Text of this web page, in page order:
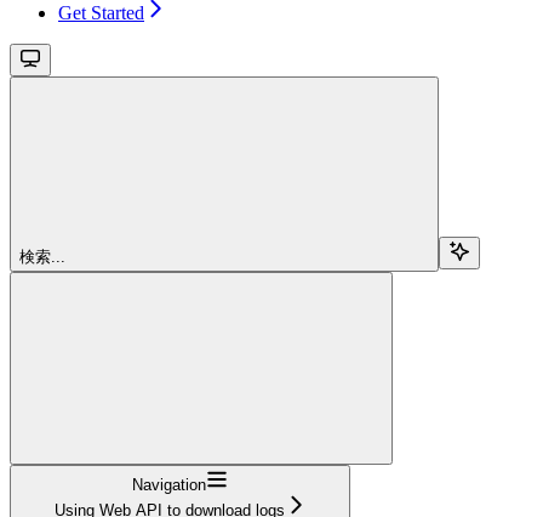
Get Started
検索...
Navigation
Using Web API to download logs